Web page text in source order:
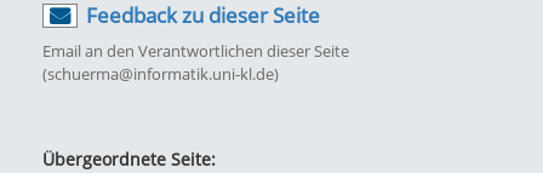
Übergeordnete Seite:
Feedback zu dieser Seite
Email an den Verantwortlichen dieser Seite
(schuerma@informatik.uni-kl.de)